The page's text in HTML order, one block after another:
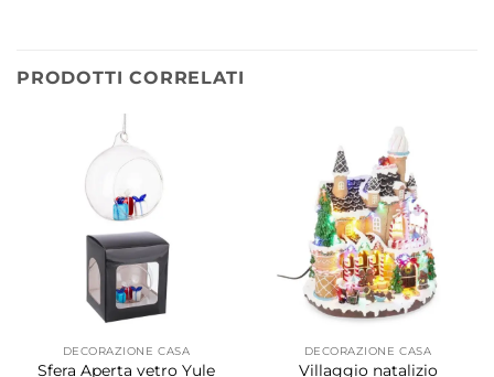
PRODOTTI CORRELATI
DECORAZIONE CASA
Sfera Aperta vetro Yule
DECORAZIONE CASA
Villaggio natalizio